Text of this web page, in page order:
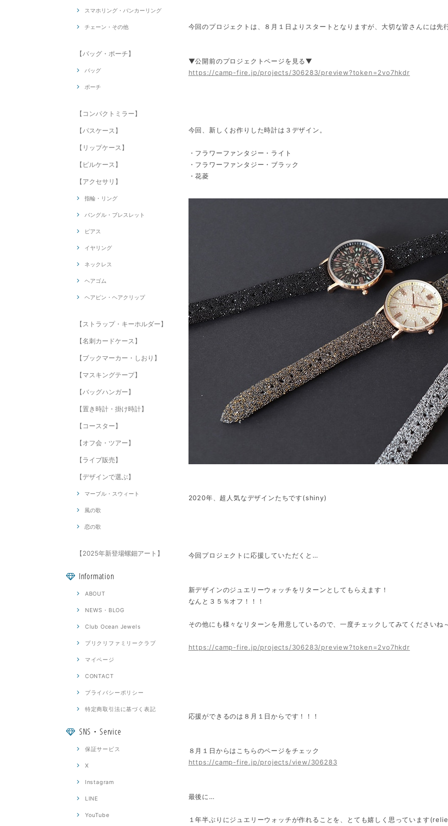
スマホリング・バンカーリング
チェーン・その他
【バッグ・ポーチ】
バッグ
ポーチ
【コンパクトミラー】
【パスケース】
【リップケース】
【ピルケース】
【アクセサリ】
指輪・リング
バングル・ブレスレット
ピアス
イヤリング
ネックレス
ヘアゴム
ヘアピン・ヘアクリップ
【ストラップ・キーホルダー】
【名刺カードケース】
【ブックマーカー・しおり】
【マスキングテープ】
【バッグハンガー】
【置き時計・掛け時計】
【コースター】
【オフ会・ツアー】
【ライブ販売】
【デザインで選ぶ】
マーブル・スウィート
風の歌
恋の歌
【2025年新登場螺鈿アート】
Information
ABOUT
NEWS・BLOG
Club Ocean Jewels
プリクリファミリークラブ
マイページ
CONTACT
プライバシーポリシー
特定商取引法に基づく表記
SNS・Service
保証サービス
X
Instagram
LINE
YouTube
今回のプロジェクトは、８月１日よりスタートとなりますが、大切な皆さんには先
▼公開前のプロジェクトページを見る▼
https://camp-fire.jp/projects/306283/preview?token=2vo7hkdr
今回、新しくお作りした時計は３デザイン。
・フラワーファンタジー・ライト
・フラワーファンタジー・ブラック
・花菱
2020年、超人気なデザインたちです(shiny)
今回プロジェクトに応援していただくと…
新デザインのジュエリーウォッチをリターンとしてもらえます！
なんと３５％オフ！！！
その他にも様々なリターンを用意しているので、一度チェックしてみてください
https://camp-fire.jp/projects/306283/preview?token=2vo7hkdr
応援ができるのは８月１日からです！！！
８月１日からはこちらのページをチェック
https://camp-fire.jp/projects/view/306283
最後に…
１年半ぶりにジュエリーウォッチが作れることを、とても嬉しく思っています